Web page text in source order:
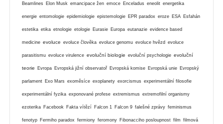
Beamlines Elon Musk emancipace žen emoce Enceladus eneolit energetika
energie entomologie epidemiologie epistemologie EPR paradox eroze ESA Esfahán
estetika etika etnologie etologie Eurasie Europa eutanazie evidence based
medicine evoluce evoluce člověka evoluce genomu evoluce hvězd evoluce
parasitismu evoluce virulence evoluční biologie evoluční psychologie evoluční
teorie Evropa Evropská jižní observatoř Evropská komise Evropská unie Evropský
parlament Exo Mars exoměsíce exoplanety exorcismus experimentální filosofie
experimentální fyzika exponované profese extremismus extremofilní organismy
ezoterika Facebook Fakta vítězí Falcon 1 Falcon 9 falešné zprávy feminismus
fenotyp Fermiho paradox fermiony feromony Fibonacciho posloupnost film filmová